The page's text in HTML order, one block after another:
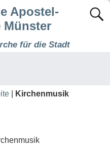
Apostel-
Münster
für die Stadt
Kirchenmusik